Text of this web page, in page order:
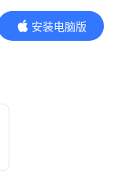
安装电脑版
内容更精彩